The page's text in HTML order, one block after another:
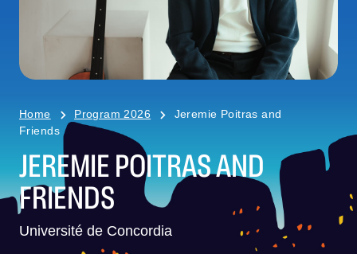
Home Program 2026
Jeremie Poitras and
Friends
JEREMIE POITRAS AND
FRIENDS
Université de Concordia